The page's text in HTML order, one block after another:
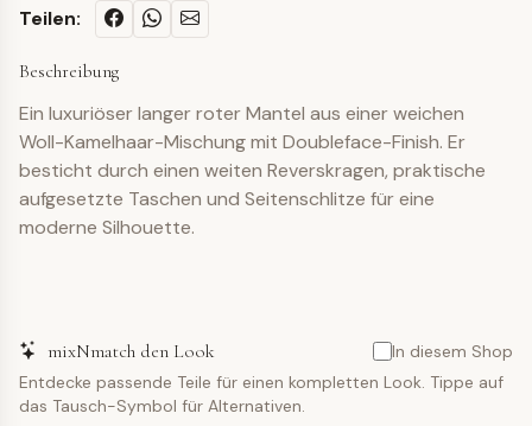
Teilen:
Beschreibung
Ein luxuriöser langer roter Mantel aus einer weichen
Woll-Kamelhaar-Mischung mit Doubleface-Finish. Er
besticht durch einen weiten Reverskragen, praktische
aufgesetzte Taschen und Seitenschlitze für eine
moderne Silhouette.
mixNmatch den Look
In diesem Shop
Entdecke passende Teile für einen kompletten Look. Tippe auf
das Tausch-Symbol für Alternativen.